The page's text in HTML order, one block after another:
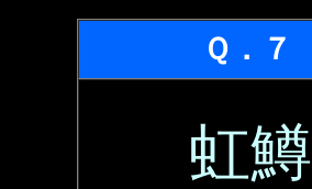
Ｑ．７
虹鱒